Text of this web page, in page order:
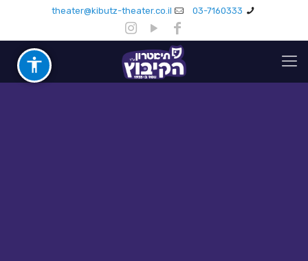
03-7160333
theater@kibutz-theater.co.il